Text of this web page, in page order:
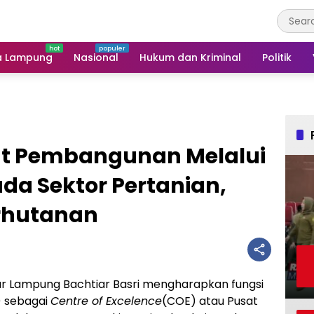
Lampung Nasional Hukum dan Kriminal Politik
Pembangunan Melalui
Sektor Pertanian,
Lampung Bachtiar Basri mengharapkan fungsi
sebagaiCentre of Excelence(COE) atau Pusat